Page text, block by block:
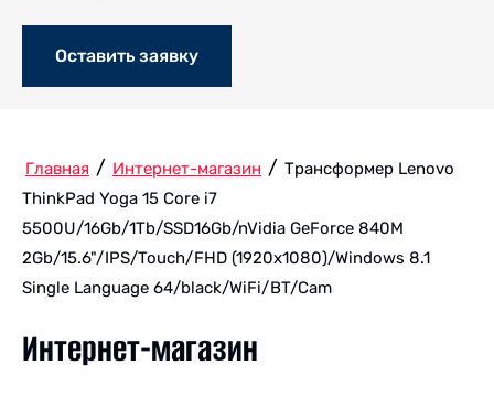
Оставить заявку
Главная / Интернет-магазин / Трансформер Lenovo
ThinkPad Yoga 15 Core i7
5500U/16Gb/1Tb/SSD16Gb/nVidia GeForce 840M
2Gb/15.6"/IPS/Touch/FHD (1920x1080)/Windows 8.1
Single Language 64/black/WiFi/BT/Cam
Интернет-магазин